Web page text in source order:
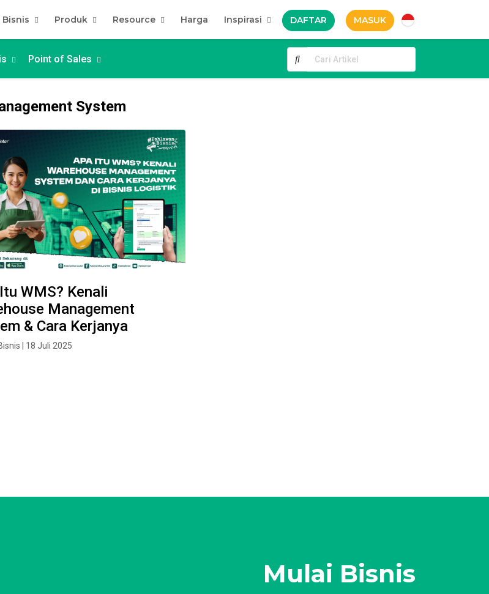
Bisnis Produk Resource Harga Inspirasi DAFTAR MASUK
Point of Sales
System
WMS? Kenali
Management
& Cara Kerjanya
| 18 Juli 2025
Mulai Bisnis